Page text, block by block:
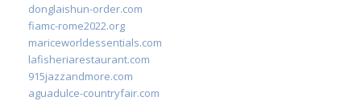
donglaishun-order.com
fiamc-rome2022.org
mariceworldessentials.com
lafisheriarestaurant.com
915jazzandmore.com
aguadulce-countryfair.com